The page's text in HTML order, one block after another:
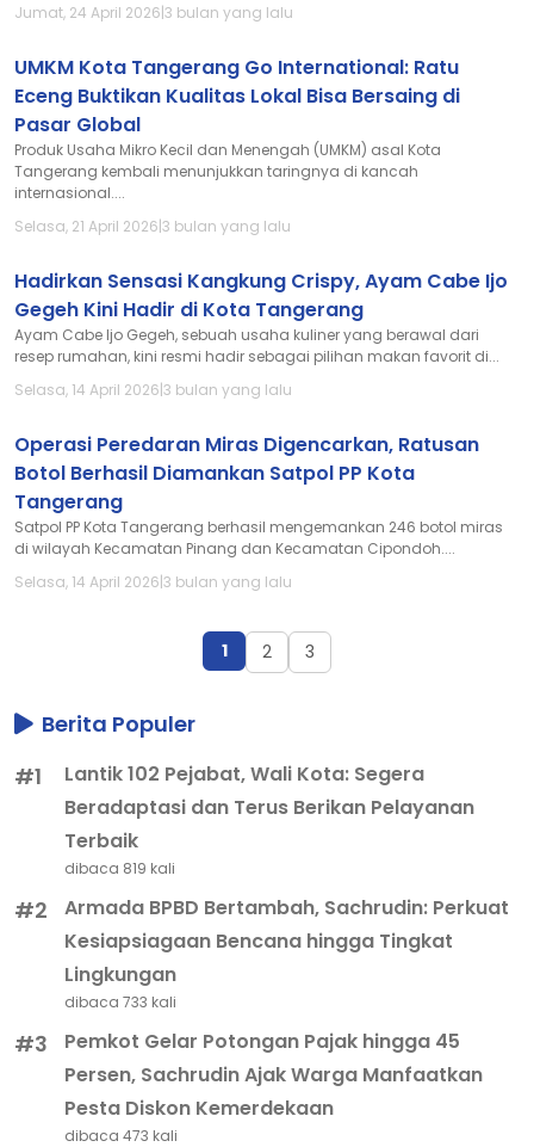
Jumat, 24 April 2026|3 bulan yang lalu
UMKM Kota Tangerang Go International: Ratu
Eceng Buktikan Kualitas Lokal Bisa Bersaing di
Pasar Global
Produk Usaha Mikro Kecil dan Menengah (UMKM) asal Kota
Tangerang kembali menunjukkan taringnya di kancah
internasional....
Selasa, 21 April 2026|3 bulan yang lalu
Hadirkan Sensasi Kangkung Crispy, Ayam Cabe Ijo
Gegeh Kini Hadir di Kota Tangerang
Ayam Cabe Ijo Gegeh, sebuah usaha kuliner yang berawal dari
resep rumahan, kini resmi hadir sebagai pilihan makan favorit di...
Selasa, 14 April 2026|3 bulan yang lalu
Operasi Peredaran Miras Digencarkan, Ratusan
Botol Berhasil Diamankan Satpol PP Kota
Tangerang
Satpol PP Kota Tangerang berhasil mengemankan 246 botol miras
di wilayah Kecamatan Pinang dan Kecamatan Cipondoh....
Selasa, 14 April 2026|3 bulan yang lalu
1 2 3
Berita Populer
#1
Lantik 102 Pejabat, Wali Kota: Segera
Beradaptasi dan Terus Berikan Pelayanan
Terbaik
dibaca 819 kali
#2
Armada BPBD Bertambah, Sachrudin: Perkuat
Kesiapsiagaan Bencana hingga Tingkat
Lingkungan
dibaca 733 kali
#3
Pemkot Gelar Potongan Pajak hingga 45
Persen, Sachrudin Ajak Warga Manfaatkan
Pesta Diskon Kemerdekaan
dibaca 473 kali